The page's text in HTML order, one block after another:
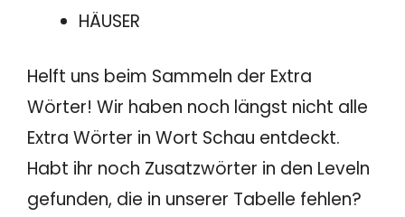
HÄUSER
Helft uns beim Sammeln der Extra
Wörter! Wir haben noch längst nicht alle
Extra Wörter in Wort Schau entdeckt.
Habt ihr noch Zusatzwörter in den Leveln
gefunden, die in unserer Tabelle fehlen?